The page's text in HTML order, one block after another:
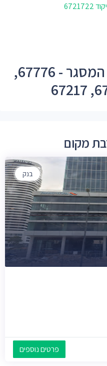
6721722
מיקוד ישן של רחוב המסגר - 67776,
מקום
בנק
פרטים נוספים